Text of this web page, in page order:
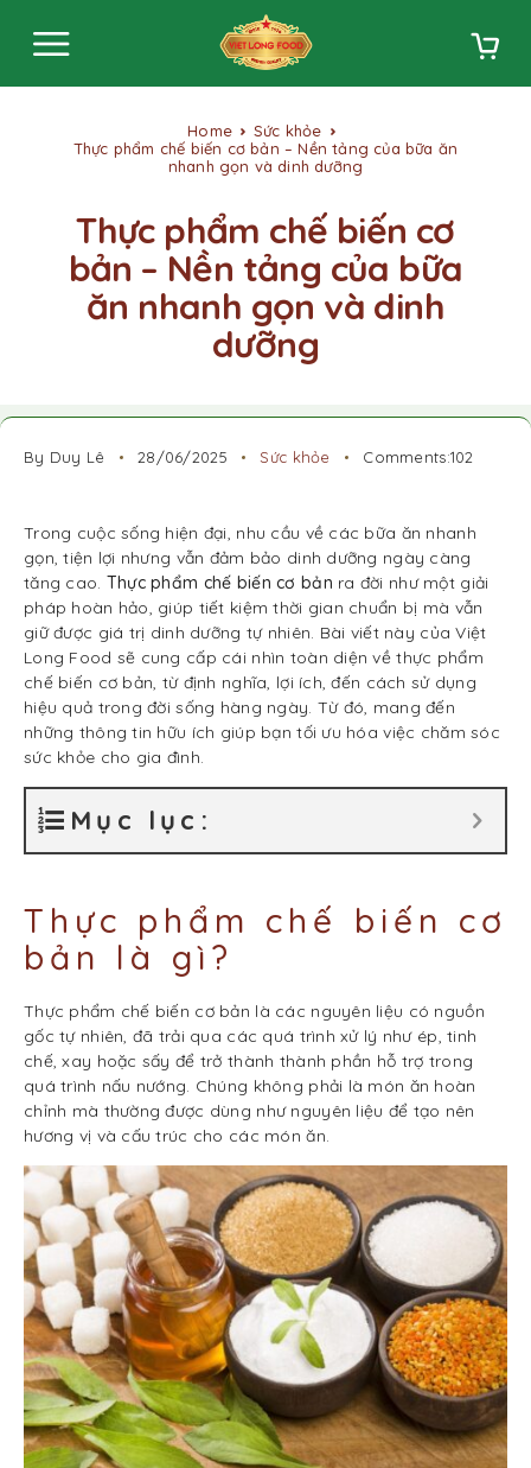
Home
Sức khỏe
Thực phẩm chế biến cơ bản – Nền tảng của bữa ăn
nhanh gọn và dinh dưỡng
Thực phẩm chế biến cơ
bản – Nền tảng của bữa
ăn nhanh gọn và dinh
dưỡng
By Duy Lê 28/06/2025 Sức khỏe Comments:102
Trong cuộc sống hiện đại, nhu cầu về các bữa ăn nhanh
gọn, tiện lợi nhưng vẫn đảm bảo dinh dưỡng ngày càng
tăng cao. Thực phẩm chế biến cơ bản ra đời như một giải
pháp hoàn hảo, giúp tiết kiệm thời gian chuẩn bị mà vẫn
giữ được giá trị dinh dưỡng tự nhiên. Bài viết này của Việt
Long Food sẽ cung cấp cái nhìn toàn diện về thực phẩm
chế biến cơ bản, từ định nghĩa, lợi ích, đến cách sử dụng
hiệu quả trong đời sống hàng ngày. Từ đó, mang đến
những thông tin hữu ích giúp bạn tối ưu hóa việc chăm sóc
sức khỏe cho gia đình.
Mục lục:
Thực phẩm chế biến cơ
bản là gì?
Thực phẩm chế biến cơ bản là các nguyên liệu có nguồn
gốc tự nhiên, đã trải qua các quá trình xử lý như ép, tinh
chế, xay hoặc sấy để trở thành thành phần hỗ trợ trong
quá trình nấu nướng. Chúng không phải là món ăn hoàn
chỉnh mà thường được dùng như nguyên liệu để tạo nên
hương vị và cấu trúc cho các món ăn.